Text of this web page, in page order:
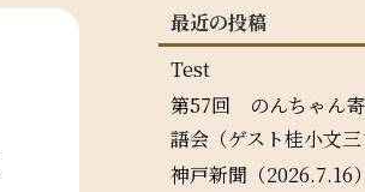
最近の投稿
Test
第57回 のんちゃん
語会（ゲスト桂小文三
神戸新聞（2026.7.16